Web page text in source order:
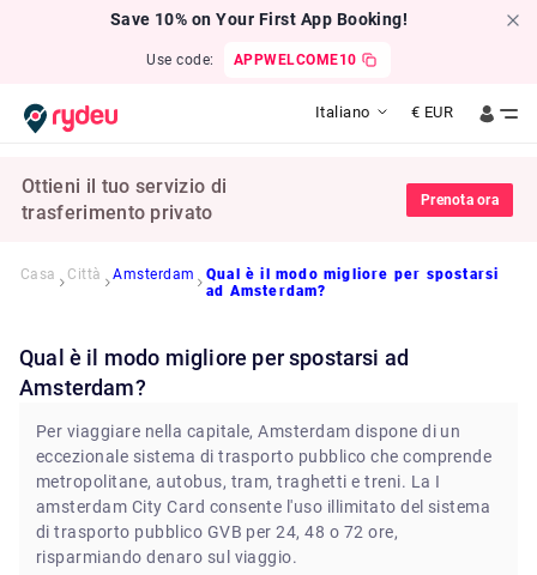
Save 10% on Your First App Booking!
Use code: APPWELCOME10
Italiano € EUR
Ottieni il tuo servizio di
trasferimento privato
Prenota ora
Casa Città Amsterdam
Qual è il modo migliore per spostarsi
ad Amsterdam?
Qual è il modo migliore per spostarsi ad
Amsterdam?
Per viaggiare nella capitale, Amsterdam dispone di un
eccezionale sistema di trasporto pubblico che comprende
metropolitane, autobus, tram, traghetti e treni. La I
amsterdam City Card consente l'uso illimitato del sistema
di trasporto pubblico GVB per 24, 48 o 72 ore,
risparmiando denaro sul viaggio.